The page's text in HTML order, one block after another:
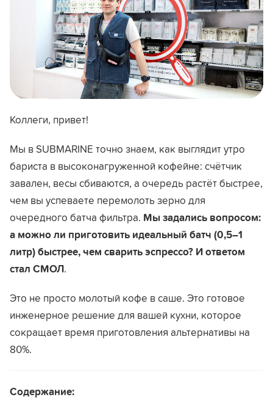
Коллеги, привет!
Мы в SUBMARINE точно знаем, как выглядит утро
бариста в высоконагруженной кофейне: счётчик
завален, весы сбиваются, а очередь растёт быстрее,
чем вы успеваете перемолоть зерно для
очередного батча фильтра. Мы задались вопросом:
а можно ли приготовить идеальный батч (0,5–1
литр) быстрее, чем сварить эспрессо? И ответом
стал СМОЛ.
Это не просто молотый кофе в саше. Это готовое
инженерное решение для вашей кухни, которое
сокращает время приготовления альтернативы на
80%.
Содержание: